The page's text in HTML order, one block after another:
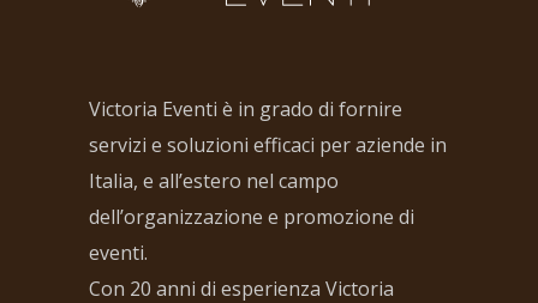
Victoria Eventi è in grado di fornire
servizi e soluzioni efficaci per aziende in
Italia, e all’estero nel campo
dell’organizzazione e promozione di
eventi.
Con 20 anni di esperienza Victoria